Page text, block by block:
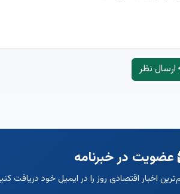
ارسال نظر
عضویت در خبرنامه
اخبار اقتصادی روز را در ایمیل خود دریافت